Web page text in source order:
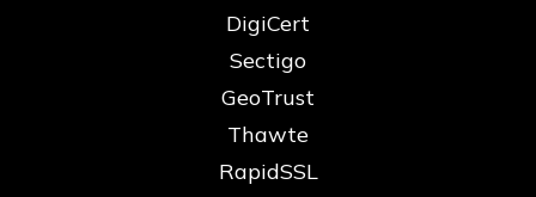
DigiCert
Sectigo
GeoTrust
Thawte
RapidSSL